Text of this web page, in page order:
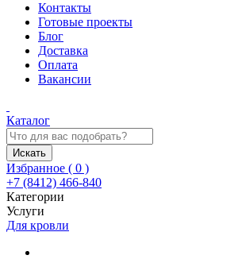
Контакты
Готовые проекты
Блог
Доставка
Оплата
Вакансии
Каталог
Искать
Избранное ( 0 )
+7 (8412) 466-840
Категории
Услуги
Для кровли